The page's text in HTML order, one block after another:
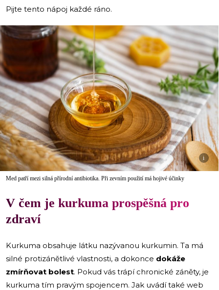
Pijte tento nápoj každé ráno.
i
Med patří mezi silná přírodní antibiotika. Při zevním použití má hojivé účinky
V čem je kurkuma prospěšná pro
zdraví
Kurkuma obsahuje látku nazývanou kurkumin. Ta má
silné protizánětlivé vlastnosti, a dokonce dokáže
zmírňovat bolest. Pokud vás trápí chronické záněty, je
kurkuma tím pravým spojencem. Jak uvádí také web